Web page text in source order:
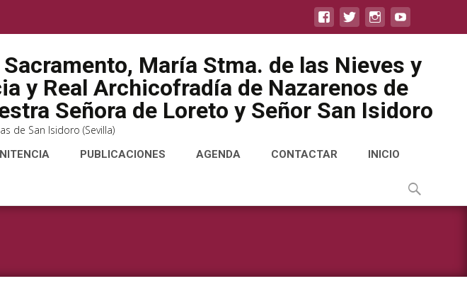
María Stma. de las Nieves y
y Real Archicofradía de Nazarenos de
Señora de Loreto y Señor San Isidoro
de San Isidoro (Sevilla)
PUBLICACIONES AGENDA CONTACTAR INICIO
Buscar